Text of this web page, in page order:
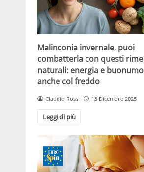
Malinconia invernale, puoi
combatterla con questi
naturali: energia e
anche col freddo
Claudio Rossi 13 Dicembre 2025
Leggi di più